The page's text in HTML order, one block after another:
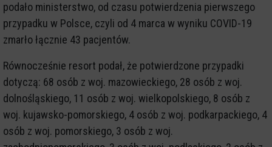
podało ministerstwo, od czasu potwierdzenia pierwszego
przypadku w Polsce, czyli od 4 marca w wyniku COVID-19
zmarło łącznie 43 pacjentów.
Równocześnie resort podał, że potwierdzone przypadki
dotyczą: 68 osób z woj. mazowieckiego, 28 osób z woj.
dolnośląskiego, 11 osób z woj. wielkopolskiego, 8 osób z
woj. kujawsko-pomorskiego, 4 osób z woj. podkarpackiego, 4
osób z woj. pomorskiego, 3 osób z woj.